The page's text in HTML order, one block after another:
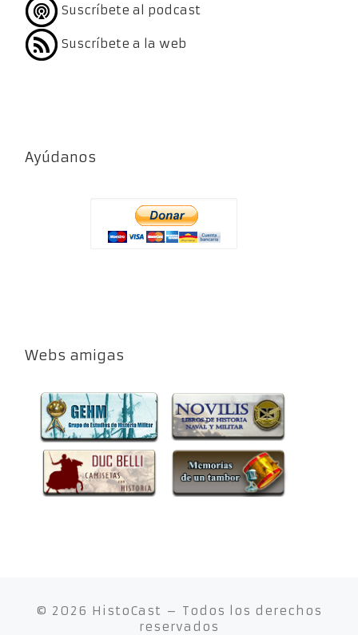
Suscríbete al podcast
Suscríbete a la web
Ayúdanos
Webs amigas
© 2026 HistoCast – Todos los derechos
reservados